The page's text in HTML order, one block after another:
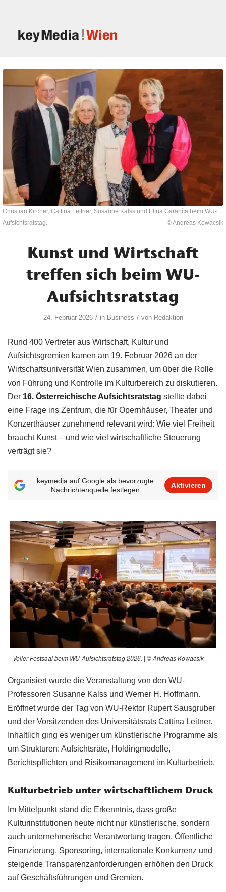
Christian Kircher, Cattina Leitner, Susanne Kalss und Elīna Garanča beim WU-
Aufsichtsratstag.
© Andreas Kowacsik
Kunst und Wirtschaft
treffen sich beim WU-
Aufsichtsratstag
24. Februar 2026 / in Business / von Redaktion
Rund 400 Vertreter aus Wirtschaft, Kultur und
Aufsichtsgremien kamen am 19. Februar 2026 an der
Wirtschaftsuniversität Wien zusammen, um über die Rolle
von Führung und Kontrolle im Kulturbereich zu diskutieren.
Der 16. Österreichische Aufsichtsratstag stellte dabei
eine Frage ins Zentrum, die für Opernhäuser, Theater und
Konzerthäuser zunehmend relevant wird: Wie viel Freiheit
braucht Kunst – und wie viel wirtschaftliche Steuerung
verträgt sie?
keymedia auf Google als bevorzugte
Nachrichtenquelle festlegen
Aktivieren
Voller Festsaal beim WU-Aufsichtsratstag 2026. | © Andreas Kowacsik
Organisiert wurde die Veranstaltung von den WU-
Professoren Susanne Kalss und Werner H. Hoffmann.
Eröffnet wurde der Tag von WU-Rektor Rupert Sausgruber
und der Vorsitzenden des Universitätsrats Cattina Leitner.
Inhaltlich ging es weniger um künstlerische Programme als
um Strukturen: Aufsichtsräte, Holdingmodelle,
Berichtspflichten und Risikomanagement im Kulturbetrieb.
Kulturbetrieb unter wirtschaftlichem Druck
Im Mittelpunkt stand die Erkenntnis, dass große
Kulturinstitutionen heute nicht nur künstlerische, sondern
auch unternehmerische Verantwortung tragen. Öffentliche
Finanzierung, Sponsoring, internationale Konkurrenz und
steigende Transparenzanforderungen erhöhen den Druck
auf Geschäftsführungen und Gremien.